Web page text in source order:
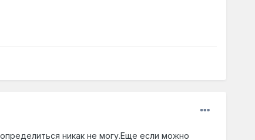
никак не могу.Еще если можно